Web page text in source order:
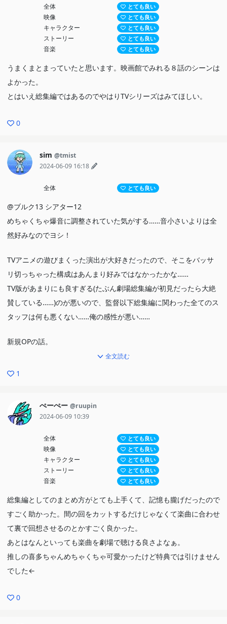
全体 とても良い
映像 とても良い
キャラクター とても良い
ストーリー とても良い
音楽 とても良い
うまくまとまっていたと思います。映画館でみれる８話のシーンは
よかった。
とはいえ総集編ではあるのでやはりTVシリーズはみてほしい。
0
sim @tmist
2024-06-09 16:18
全体 とても良い
@ブルク13 シアター12
めちゃくちゃ爆音に調整されていた気がする……音小さいよりは全
然好みなのでヨシ！
TVアニメの遊びまくった演出が大好きだったので、そこをバッサ
リ切っちゃった構成はあんまり好みではなかったかな……
TV版があまりにも良すぎる(たぶん劇場総集編が初見だったら大絶
賛している……)のが悪いので、監督以下総集編に関わった全てのス
タッフは何も悪くない……俺の感性が悪い……
新規OPの話。
絵コンテ山本ゆうすけ！順当に彼女たちの過去を映していたけれど
これはめちゃくちゃ満足感があったなぁ。郁代のバスケウェアすご
ルスターズみたいな原画陣になってて良かった！
全文読む
1
ぺーぺー @ruupin
2024-06-09 10:39
全体 とても良い
映像 とても良い
キャラクター とても良い
ストーリー とても良い
音楽 とても良い
総集編としてのまとめ方がとても上手くて、記憶も朧げだったので
すごく助かった。間の回をカットするだけじゃなくて楽曲に合わせ
て裏で回想させるのとかすごく良かった。
あとはなんといっても楽曲を劇場で聴ける良さよなぁ。
推しの喜多ちゃんめちゃくちゃ可愛かったけど特典では引けません
でした←
0